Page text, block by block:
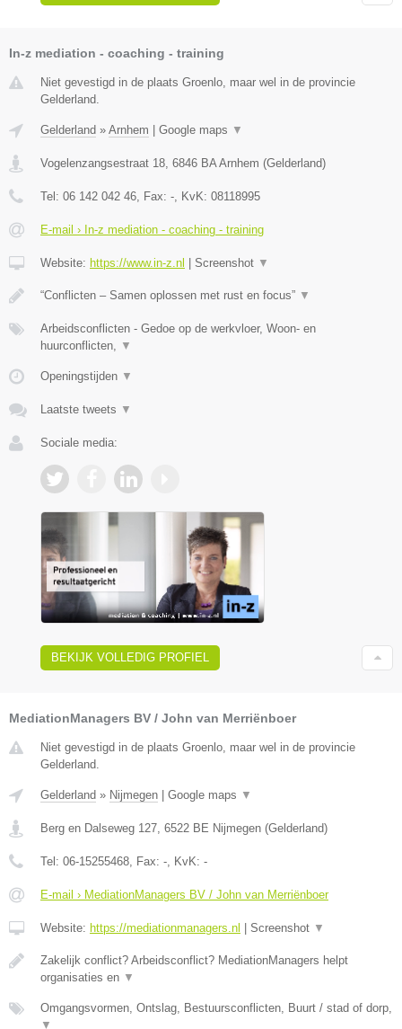
In-z mediation - coaching - training
Niet gevestigd in de plaats Groenlo, maar wel in de provincie
Gelderland.
Gelderland » Arnhem Google maps ▼
Vogelenzangsestraat 18 6846 BA Arnhem (Gelderland)
Tel: 06 142 042 46 , Fax: - , KvK: 08118995
E-mail › In-z mediation - coaching - training
Website: https://www.in-z.nl Screenshot ▼
“Conflicten – Samen oplossen met rust en focus” ▼
Arbeidsconflicten - Gedoe op de werkvloer, Woon- en
huurconflicten,
▼
Openingstijden ▼
Laatste tweets ▼
Sociale media:
BEKIJK VOLLEDIG PROFIEL
MediationManagers BV / John van Merriënboer
Niet gevestigd in de plaats Groenlo, maar wel in de provincie
Gelderland.
Gelderland » Nijmegen Google maps ▼
Berg en Dalseweg 127 6522 BE Nijmegen (Gelderland)
Tel: 06-15255468 , Fax: - , KvK: -
E-mail › MediationManagers BV / John van Merriënboer
Website: https://mediationmanagers.nl Screenshot ▼
Zakelijk conflict? Arbeidsconflict? MediationManagers helpt
organisaties en ▼
Omgangsvormen, Ontslag, Bestuursconflicten, Buurt / stad of dorp,
▼